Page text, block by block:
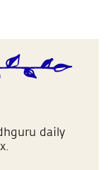
daily